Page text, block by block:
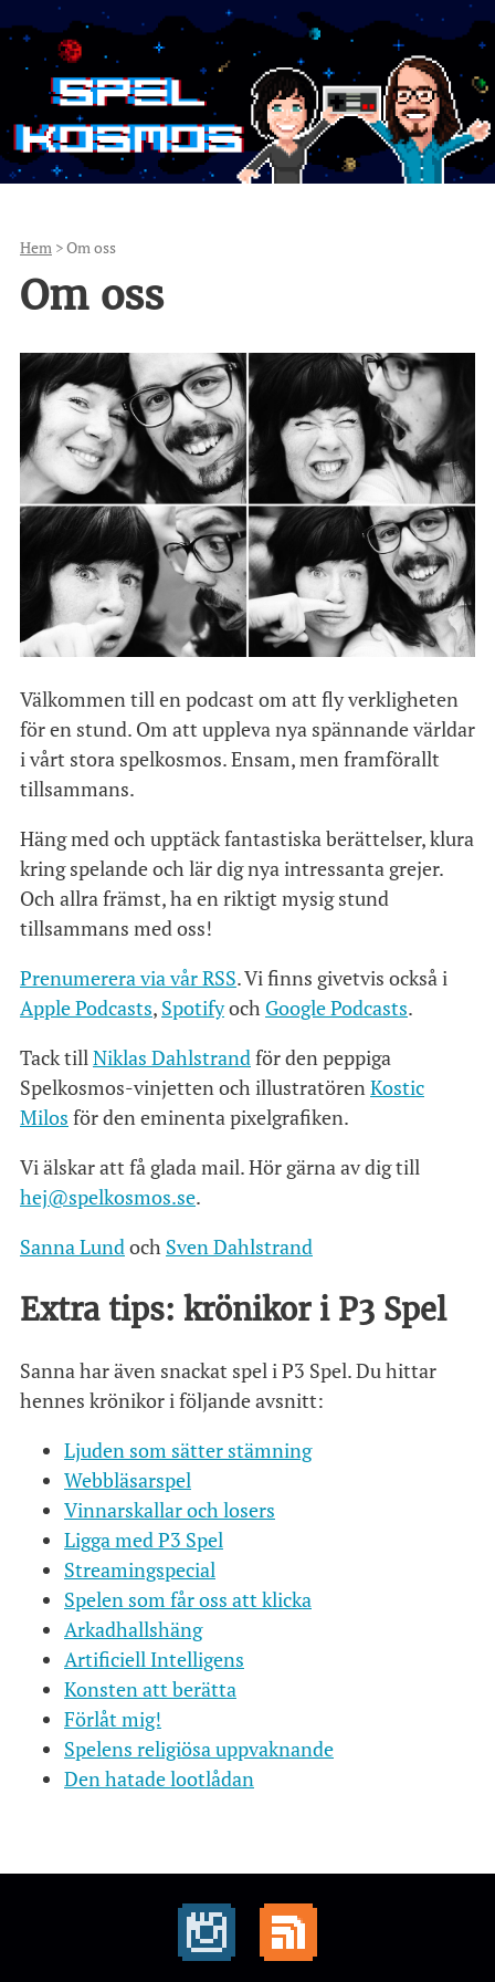
Hem > Om oss
Om oss
Välkommen till en podcast om att fly verkligheten
för en stund. Om att uppleva nya spännande världar
i vårt stora spelkosmos. Ensam, men framförallt
tillsammans.
Häng med och upptäck fantastiska berättelser, klura
kring spelande och lär dig nya intressanta grejer.
Och allra främst, ha en riktigt mysig stund
tillsammans med oss!
Prenumerera via vår RSS. Vi finns givetvis också i
Apple Podcasts, Spotifyoch Google Podcasts.
Tack tillNiklas Dahlstrandför den peppiga
Spelkosmos-vinjetten och illustratörenKostic
Milos för den eminenta pixelgrafiken.
Vi älskar att få glada mail. Hör gärna av dig till
hej@spelkosmos.se.
Sanna Lundoch Sven Dahlstrand
Extra tips: krönikor i P3 Spel
Sanna har även snackat spel i P3 Spel. Du hittar
hennes krönikor i följande avsnitt:
Ljuden som sätter stämning
Webbläsarspel
Vinnarskallar och losers
Ligga med P3 Spel
Streamingspecial
Spelen som får oss att klicka
Arkadhallshäng
Artificiell Intelligens
Konsten att berätta
Förlåt mig!
Spelens religiösa uppvaknande
Den hatade lootlådan